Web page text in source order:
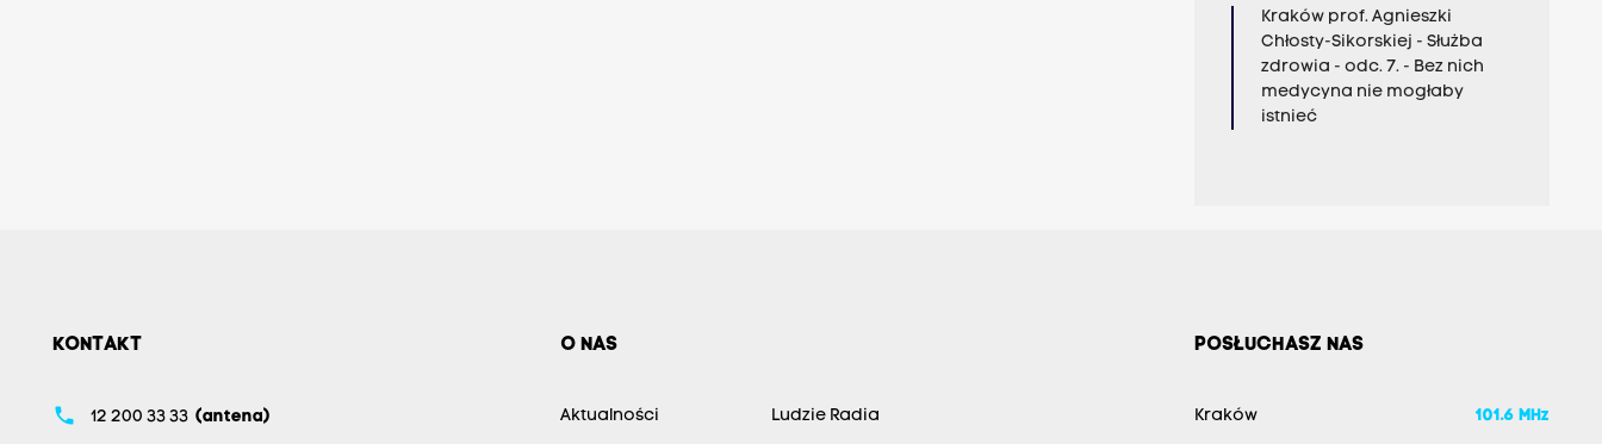
Kraków prof. Agnieszki
Chłosty-Sikorskiej - Służba
zdrowia - odc. 7. - Bez nich
medycyna nie mogłaby
istnieć
KONTAKT
phone 12 200 33 33 (antena)
O NAS
Aktualności Ludzie Radia
POSŁUCHASZ NAS
Kraków 101.6 MHz